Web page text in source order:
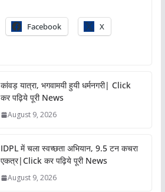
Facebook X
कांवड़ यात्रा, भगवामयी हुयी धर्मनगरी| Click
कर पढ़िये पूरी News
August 9, 2026
IDPL में चला स्वच्छता अभियान, 9.5 टन कचरा
एकत्र|Click कर पढ़िये पूरी News
August 9, 2026